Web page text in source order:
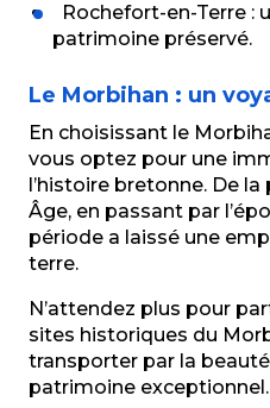
Rochefort-en-Terre :
patrimoine préservé.
Le Morbihan : un
En choisissant le
vous optez pour une
l’histoire bretonne. De
Âge, en passant par
période a laissé une
terre.
N’attendez plus pour
sites historiques du
transporter par la
patrimoine exceptionnel.